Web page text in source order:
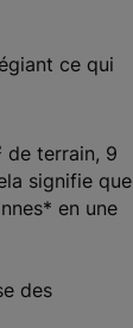
ce qui
de terrain, 9
signifie que
en une
des